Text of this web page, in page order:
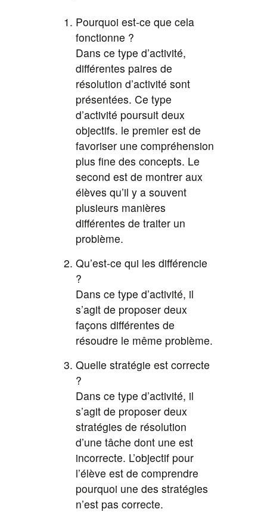
Pourquoi est-ce que cela
fonctionne ?
Dans ce type d’activité,
différentes paires de
résolution d’activité sont
présentées. Ce type
d’activité poursuit deux
objectifs. le premier est de
favoriser une compréhension
plus fine des concepts. Le
second est de montrer aux
élèves qu’il y a souvent
plusieurs manières
différentes de traiter un
problème.
Qu’est-ce qui les différencie
?
Dans ce type d’activité, il
s’agit de proposer deux
façons différentes de
résoudre le même problème.
Quelle stratégie est correcte
?
Dans ce type d’activité, il
s’agit de proposer deux
stratégies de résolution
d’une tâche dont une est
incorrecte. L’objectif pour
l’élève est de comprendre
pourquoi une des stratégies
n’est pas correcte.